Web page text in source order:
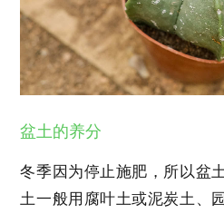
盆土的养分
冬季因为停止施肥，所以盆
土一般用腐叶土或泥炭土、